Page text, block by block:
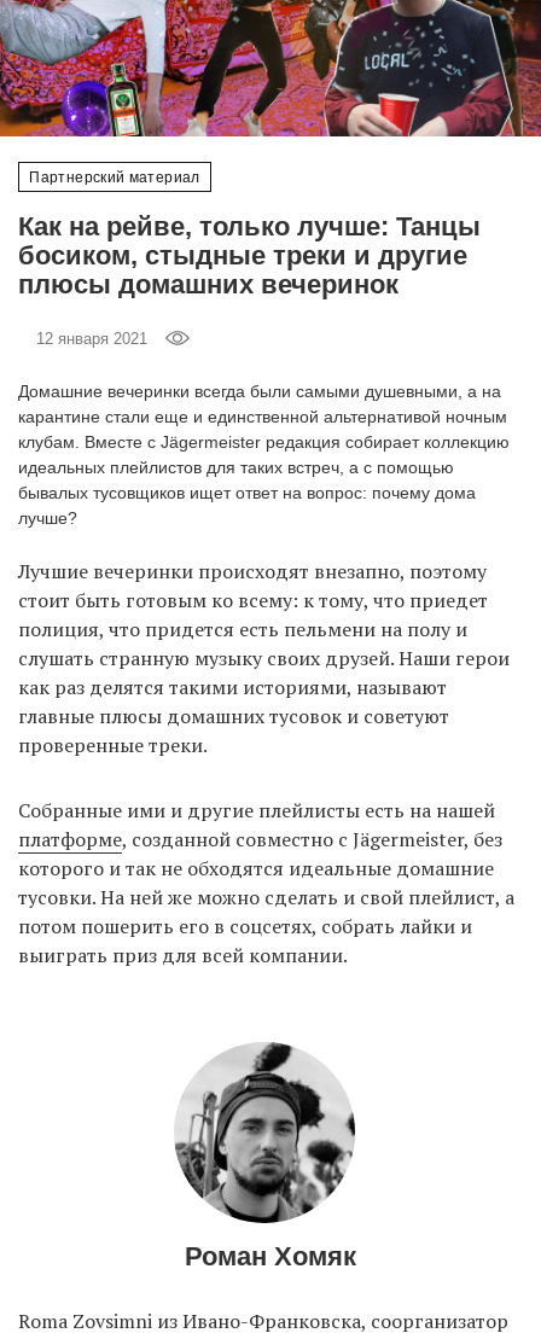
EN
UA
Партнерский материал
Как на рейве, только лучше: Танцы
босиком, стыдные треки и другие
плюсы домашних вечеринок
12 января 2021
Домашние вечеринки всегда были самыми душевными, а на
карантине стали еще и единственной альтернативой ночным
клубам. Вместе с Jägermeister редакция собирает коллекцию
идеальных плейлистов для таких встреч, а с помощью
бывалых тусовщиков ищет ответ на вопрос: почему дома
лучше?
Лучшие вечеринки происходят внезапно, поэтому
стоит быть готовым ко всему: к тому, что приедет
полиция, что придется есть пельмени на полу и
слушать странную музыку своих друзей. Наши герои
как раз делятся такими историями, называют
главные плюсы домашних тусовок и советуют
проверенные треки.
Собранные ими и другие плейлисты есть на нашей
платформе, созданной совместно с Jägermeister, без
которого и так не обходятся идеальные домашние
тусовки. На ней же можно сделать и свой плейлист, а
потом пошерить его в соцсетях, собрать лайки и
выиграть приз для всей компании.
Роман Хомяк
Roma Zovsimni из Ивано-Франковска, соорганизатор